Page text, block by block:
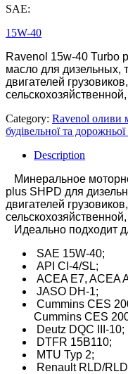
SAE:
15W-40
Ravenol 15w-40 Turbo
масло для дизельных,
двигателей
Category: Ravenol оливи
будівельної та дорожньої
Description
Минеральное
plus SHPD для
двигателей
Идеально подходит
SAE 15W-40;
API CI-4/SL;
ACEA E7, ACEA
JASO DH-1;
Cummins CES
Cummins CES
Deutz DQC III-10;
DTFR 15B110;
MTU Typ 2;
Renault RLD/